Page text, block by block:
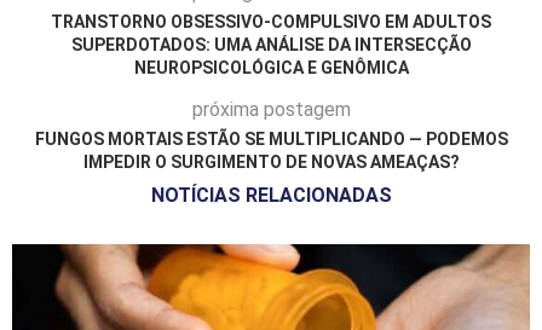
TRANSTORNO OBSESSIVO-COMPULSIVO EM ADULTOS
SUPERDOTADOS: UMA ANÁLISE DA INTERSECÇÃO
NEUROPSICOLÓGICA E GENÔMICA
próxima postagem
FUNGOS MORTAIS ESTÃO SE MULTIPLICANDO — PODEMOS
IMPEDIR O SURGIMENTO DE NOVAS AMEAÇAS?
NOTÍCIAS RELACIONADAS